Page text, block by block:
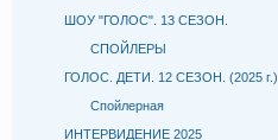
ШОУ "ГОЛОС". 13 СЕЗОН.
СПОЙЛЕРЫ
ГОЛОС. ДЕТИ. 12 СЕЗОН. (2025 г.)
Спойлерная
ИНТЕРВИДЕНИЕ 2025